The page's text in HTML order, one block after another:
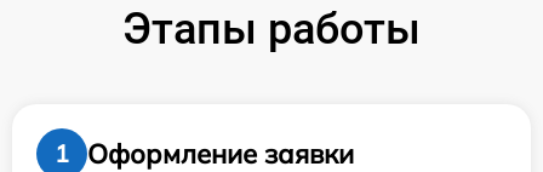
Этапы работы
1
Оформление заявки